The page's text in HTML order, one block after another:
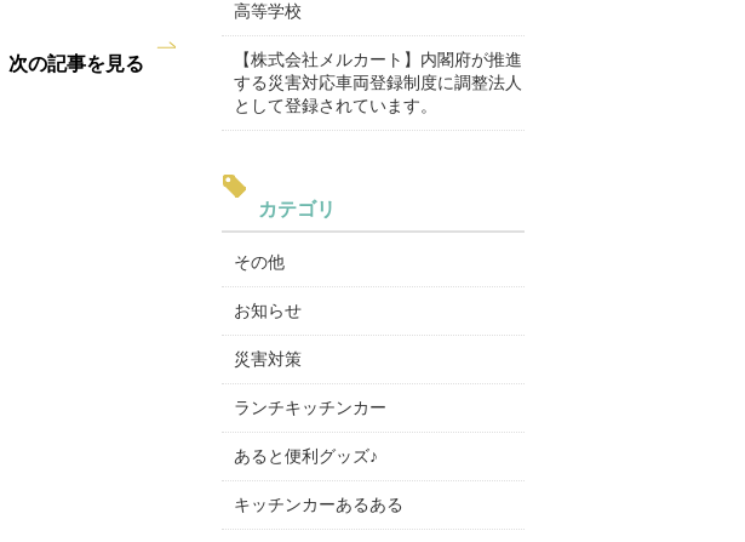
次の記事を見る
高等学校
【株式会社メルカート】内閣府が推進
する災害対応車両登録制度に調整法人
として登録されています。
カテゴリ
その他
お知らせ
災害対策
ランチキッチンカー
あると便利グッズ♪
キッチンカーあるある